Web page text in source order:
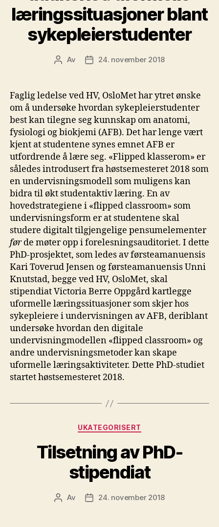
læringssituasjoner blant
sykepleierstudenter
Innleggsforfatter
Av Publiseringsdato
24. november 2018
Faglig ledelse ved HV, OsloMet har ytret ønske
om å undersøke hvordan sykepleierstudenter
best kan tilegne seg kunnskap om anatomi,
fysiologi og biokjemi (AFB). Det har lenge vært
kjent at studentene synes emnet AFB er
utfordrende å lære seg. «Flipped klasserom» er
således introdusert fra høstsemesteret 2018 som
en undervisningsmodell som muligens kan
bidra til økt studentaktiv læring. En av
hovedstrategiene i «flipped classroom» som
undervisningsform er at studentene skal
studere digitalt tilgjengelige pensumelementer
førde møter opp i forelesningsauditoriet. I dette
PhD-prosjektet, som ledes av førsteamanuensis
Kari Toverud Jensen og førsteamanuensis Unni
Knutstad, begge ved HV, OsloMet, skal
stipendiat Victoria Berre Oppgård kartlegge
uformelle læringssituasjoner som skjer hos
sykepleiere i undervisningen av AFB, deriblant
undersøke hvordan den digitale
undervisningmodellen «flipped classroom» og
andre undervisningsmetoder kan skape
uformelle læringsaktiviteter. Dette PhD-studiet
startet høstsemesteret 2018.
Kategorier
UKATEGORISERT
Tilsetning av PhD-
stipendiat
Innleggsforfatter
Av Publiseringsdato
24. november 2018